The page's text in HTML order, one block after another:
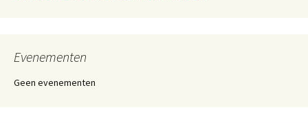
Evenementen
Geen evenementen